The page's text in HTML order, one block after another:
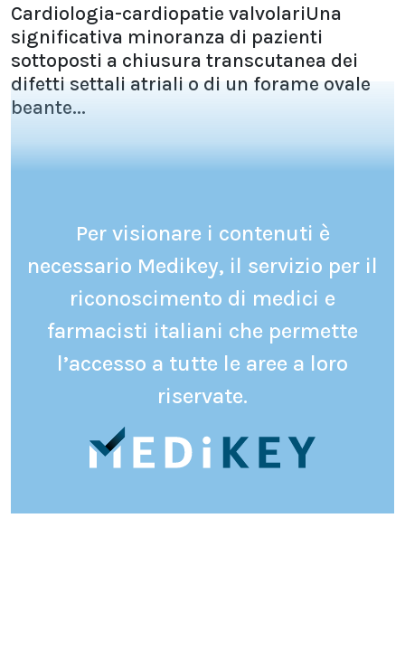
Cardiologia-cardiopatie valvolariUna
significativa minoranza di pazienti
sottoposti a chiusura transcutanea dei
difetti settali atriali o di un forame ovale
beante...
Per visionare i contenuti è
necessario Medikey, il servizio per il
riconoscimento di medici e
farmacisti italiani che permette
l’accesso a tutte le aree a loro
riservate.